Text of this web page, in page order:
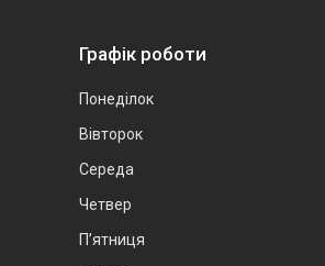
Графік роботи
Понеділок
Вівторок
Середа
Четвер
Пʼятниця